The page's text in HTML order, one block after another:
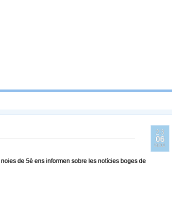
23
06
2011
de 5è ens informen sobre les notícies boges de